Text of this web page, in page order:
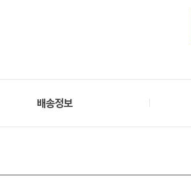
배송정보